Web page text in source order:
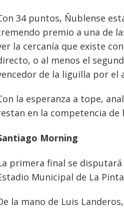
34 puntos, Ñublense
premio a una de
la cercanía que existe
o al menos el
de la liguilla por el
la esperanza a tope,
en la competencia de
Morning
primera final se
Municipal de La
la mano de Luis